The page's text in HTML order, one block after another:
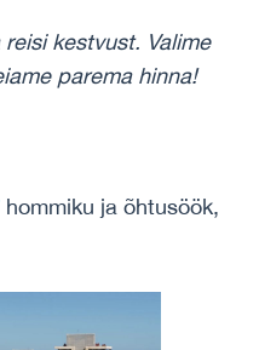
kestvust. Valime
parema hinna!
hommiku ja õhtusöök,